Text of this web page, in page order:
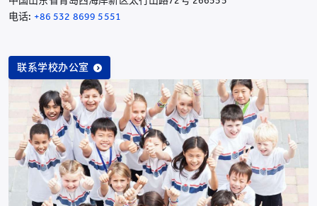
电话: +86 532 8699 5551
联系学校办公室